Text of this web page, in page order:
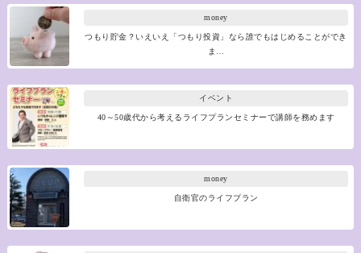
money
つもり貯金？いえいえ「つもり投資」なら誰でもはじめることができ
ま…
イベント
40～50歳代から考えるライフプランセミナーで講師を務めます
money
自衛官のライフプラン